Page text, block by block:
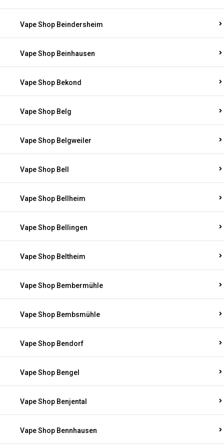
Vape Shop Beindersheim
Vape Shop Beinhausen
Vape Shop Bekond
Vape Shop Belg
Vape Shop Belgweiler
Vape Shop Bell
Vape Shop Bellheim
Vape Shop Bellingen
Vape Shop Beltheim
Vape Shop Bembermühle
Vape Shop Bembsmühle
Vape Shop Bendorf
Vape Shop Bengel
Vape Shop Benjental
Vape Shop Bennhausen